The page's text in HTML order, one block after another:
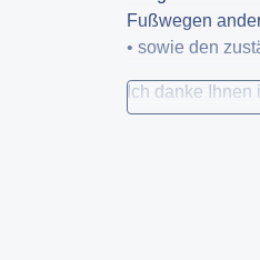
Fußwegen
• sowie den
Ich danke